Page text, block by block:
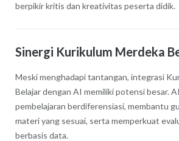
berpikir kritis dan kreativitas peserta didik.
Sinergi Kurikulum Merdeka
Meski menghadapi tantangan, integrasi
Belajar dengan AI memiliki potensi besar.
pembelajaran berdiferensiasi, membantu
materi yang sesuai, serta memperkuat
berbasis data.